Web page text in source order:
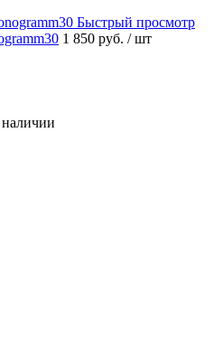
Быстрый просмотр
1 850 руб. / шт